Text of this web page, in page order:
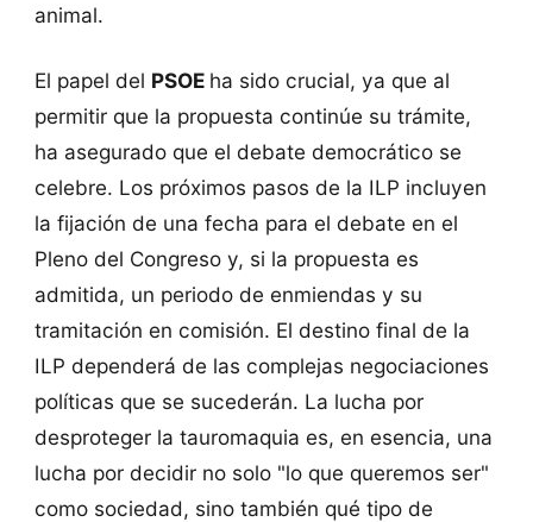
animal.
El papel del PSOE ha sido crucial, ya que al
permitir que la propuesta continúe su trámite,
ha asegurado que el debate democrático se
celebre. Los próximos pasos de la ILP incluyen
la fijación de una fecha para el debate en el
Pleno del Congreso y, si la propuesta es
admitida, un periodo de enmiendas y su
tramitación en comisión. El destino final de la
ILP dependerá de las complejas negociaciones
políticas que se sucederán. La lucha por
desproteger la tauromaquia es, en esencia, una
lucha por decidir no solo "lo que queremos ser"
como sociedad, sino también qué tipo de